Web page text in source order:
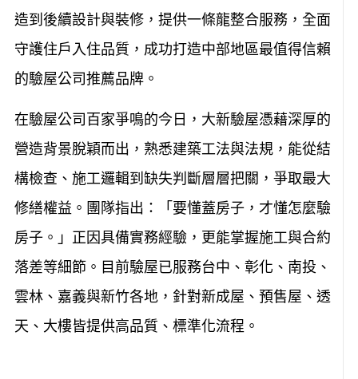
造到後續設計與裝修，提供一條龍整合服務，全面
守護住戶入住品質，成功打造中部地區最值得信賴
的驗屋公司推薦品牌。
在驗屋公司百家爭鳴的今日，大新驗屋憑藉深厚的
營造背景脫穎而出，熟悉建築工法與法規，能從結
構檢查、施工邏輯到缺失判斷層層把關，爭取最大
修繕權益。團隊指出：「要懂蓋房子，才懂怎麼驗
房子。」正因具備實務經驗，更能掌握施工與合約
落差等細節。目前驗屋已服務台中、彰化、南投、
雲林、嘉義與新竹各地，針對新成屋、預售屋、透
天、大樓皆提供高品質、標準化流程。